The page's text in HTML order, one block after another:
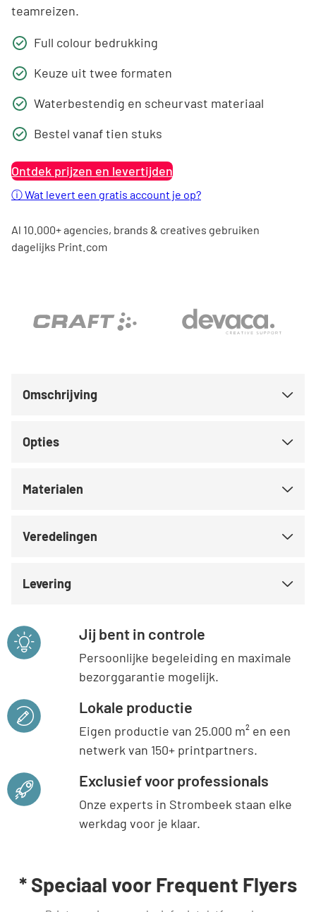
teamreizen.
Full colour bedrukking
Keuze uit twee formaten
Waterbestendig en scheurvast materiaal
Bestel vanaf tien stuks
Ontdek prijzen en levertijden
ⓘWat levert een gratis account je op?
Al 10.000+ agencies, brands & creatives gebruiken
dagelijks Print.com
Omschrijving
Opties
Materialen
Veredelingen
Levering
Jij bent in controle
Persoonlijke begeleiding en maximale
bezorggarantie mogelijk.
Lokale productie
Eigen productie van 25.000 m² en een
netwerk van 150+ printpartners.
Exclusief voor professionals
Onze experts in Strombeek staan elke
werkdag voor je klaar.
* Speciaal voor Frequent Flyers